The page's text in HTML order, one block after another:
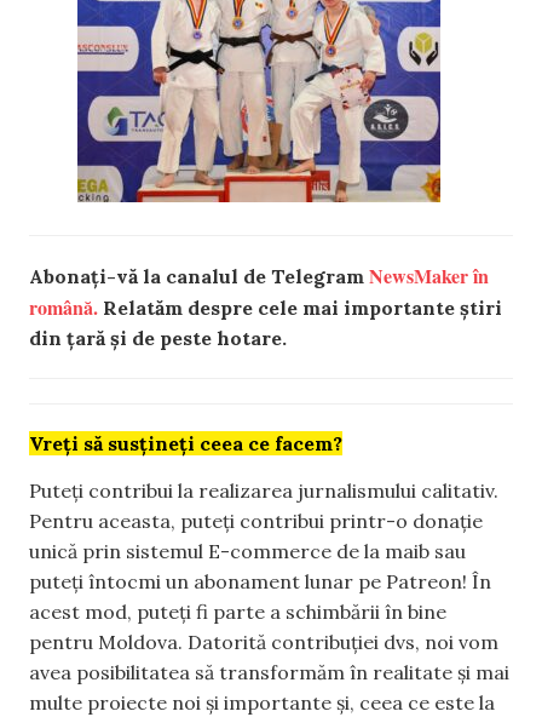
Abonați-vă la canalul de Telegram NewsMaker în
română. Relatăm despre cele mai importante știri
din țară și de peste hotare.
Vreți să susțineți ceea ce facem?
Puteți contribui la realizarea jurnalismului calitativ.
Pentru aceasta, puteți contribui printr-o donație
unică prin sistemul E-commerce de la maib sau
puteți întocmi un abonament lunar pe Patreon! În
acest mod, puteți fi parte a schimbării în bine
pentru Moldova. Datorită contribuției dvs, noi vom
avea posibilitatea să transformăm în realitate și mai
multe proiecte noi și importante și, ceea ce este la